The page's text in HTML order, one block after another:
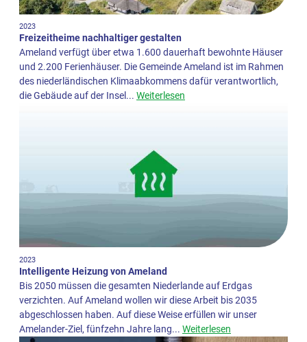
2023
Freizeitheime nachhaltiger gestalten
Ameland verfügt über etwa 1.600 dauerhaft bewohnte Häuser
und 2.200 Ferienhäuser. Die Gemeinde Ameland ist im Rahmen
des niederländischen Klimaabkommens dafür verantwortlich,
die Gebäude auf der Insel... Weiterlesen
2023
Intelligente Heizung von Ameland
Bis 2050 müssen die gesamten Niederlande auf Erdgas
verzichten. Auf Ameland wollen wir diese Arbeit bis 2035
abgeschlossen haben. Auf diese Weise erfüllen wir unser
Amelander-Ziel, fünfzehn Jahre lang... Weiterlesen